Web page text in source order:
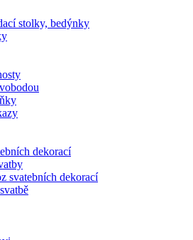
stolky, bedýnky
dekorací
svatebních dekorací